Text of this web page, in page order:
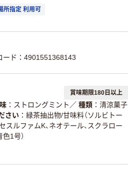
所指定 利用可
ード：4901551368143
賞味期限180日以上
味 ストロングミント ／ 種類
清涼菓子
さい
緑茶抽出物/甘味料（ソルビトー
スルファムK、ネオテール、スクラロー
1号）